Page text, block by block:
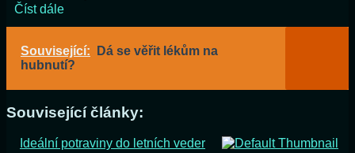
Číst dále
Související:
Dá se věřit lékům na
hubnutí?
Související články:
Ideální potraviny do letních veder